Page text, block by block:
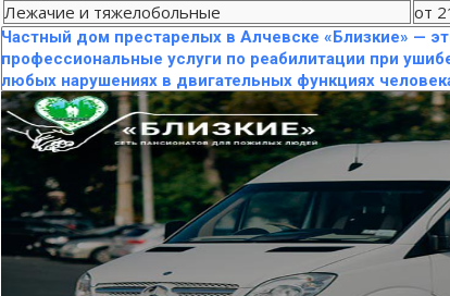
Лежачие и тяжелобольные
от
Частный дом престарелых в Алчевске «Близкие» —
профессиональные услуги по реабилитации при
любых нарушениях в двигательных функциях